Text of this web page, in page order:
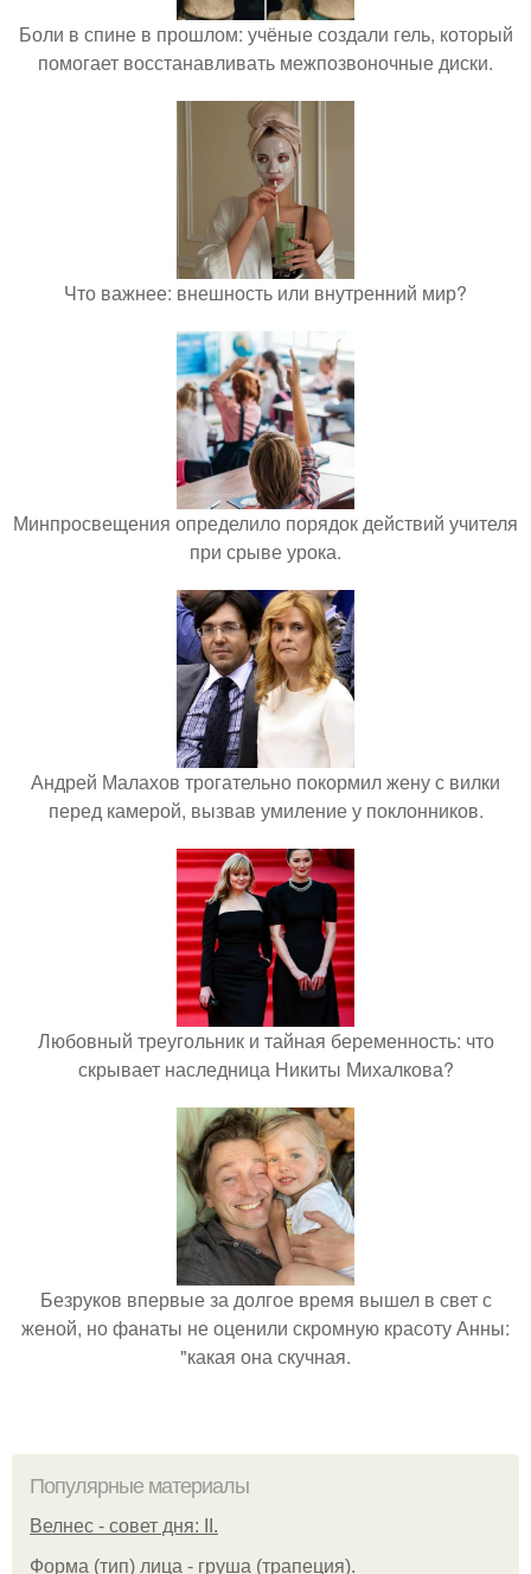
Боли в спине в прошлом: учёные создали гель, который
помогает восстанавливать межпозвоночные диски.
Что важнее: внешность или внутренний мир?
Минпросвещения определило порядок действий учителя
при срыве урока.
Андрей Малахов трогательно покормил жену с вилки
перед камерой, вызвав умиление у поклонников.
Любовный треугольник и тайная беременность: что
скрывает наследница Никиты Михалкова?
Безруков впервые за долгое время вышел в свет с
женой, но фанаты не оценили скромную красоту Анны:
"какая она скучная.
Популярные материалы
Велнес - совет дня: II.
Форма (тип) лица - груша (трапеция).